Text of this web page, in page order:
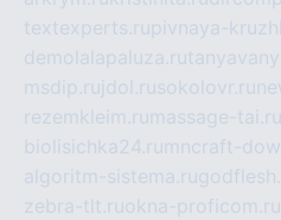
textexperts.rupivnaya-
demolalapaluza.ru
msdip.ru jdol.rusokolovr.ru
rezemkleim.ru massage-tai.ru
biolisichka24.ru mncraft-
algoritm-sistema.ru
zebra-tlt.ruokna-proficom.ru